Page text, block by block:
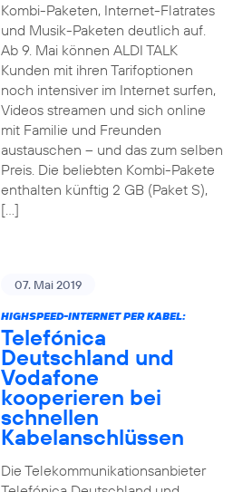
Kombi-Paketen, Internet-Flatrates
und Musik-Paketen deutlich auf.
Ab 9. Mai können ALDI TALK
Kunden mit ihren Tarifoptionen
noch intensiver im Internet surfen,
Videos streamen und sich online
mit Familie und Freunden
austauschen – und das zum selben
Preis. Die beliebten Kombi-Pakete
enthalten künftig 2 GB (Paket S),
[…]
07. Mai 2019
HIGHSPEED-INTERNET PER KABEL:
Telefónica
Deutschland und
Vodafone
kooperieren bei
schnellen
Kabelanschlüssen
Die Telekommunikationsanbieter